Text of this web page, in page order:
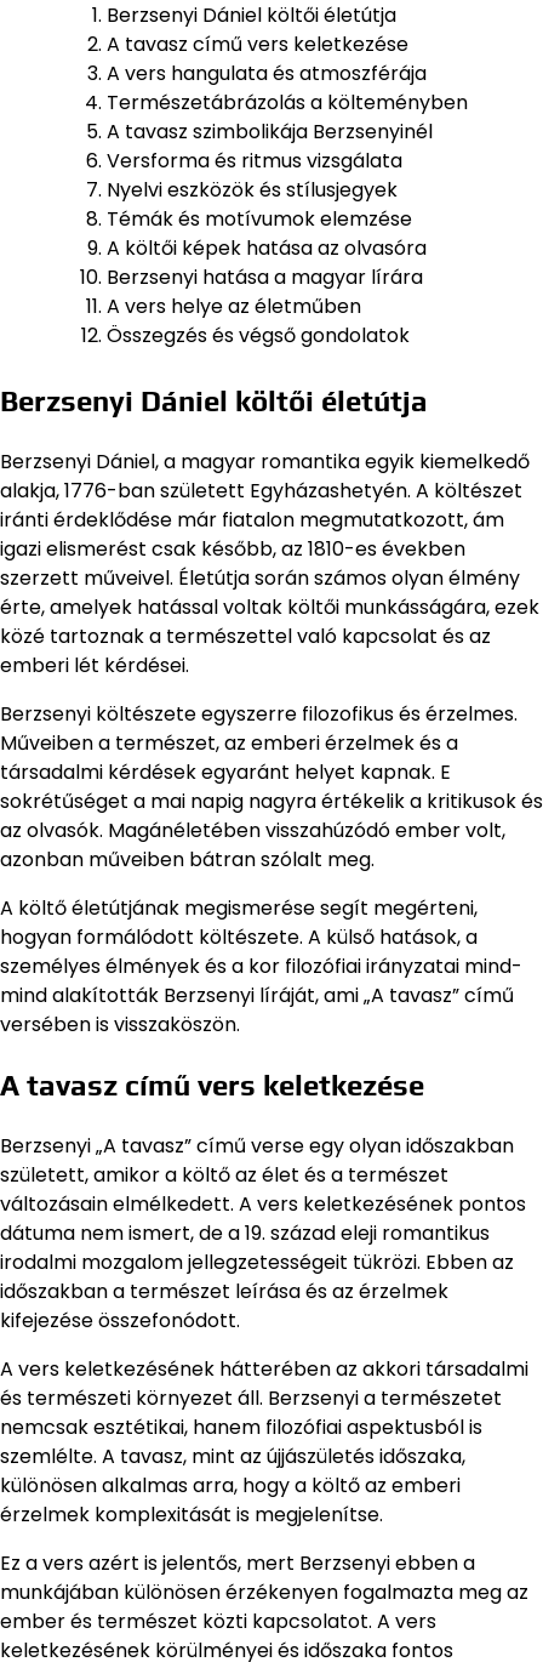
Berzsenyi Dániel költői életútja
A tavasz című vers keletkezése
A vers hangulata és atmoszférája
Természetábrázolás a költeményben
A tavasz szimbolikája Berzsenyinél
Versforma és ritmus vizsgálata
Nyelvi eszközök és stílusjegyek
Témák és motívumok elemzése
A költői képek hatása az olvasóra
Berzsenyi hatása a magyar lírára
A vers helye az életműben
Összegzés és végső gondolatok
Berzsenyi Dániel költői életútja
Berzsenyi Dániel, a magyar romantika egyik kiemelkedő
alakja, 1776-ban született Egyházashetyén. A költészet
iránti érdeklődése már fiatalon megmutatkozott, ám
igazi elismerést csak később, az 1810-es években
szerzett műveivel. Életútja során számos olyan élmény
érte, amelyek hatással voltak költői munkásságára, ezek
közé tartoznak a természettel való kapcsolat és az
emberi lét kérdései.
Berzsenyi költészete egyszerre filozofikus és érzelmes.
Műveiben a természet, az emberi érzelmek és a
társadalmi kérdések egyaránt helyet kapnak. E
sokrétűséget a mai napig nagyra értékelik a kritikusok és
az olvasók. Magánéletében visszahúzódó ember volt,
azonban műveiben bátran szólalt meg.
A költő életútjának megismerése segít megérteni,
hogyan formálódott költészete. A külső hatások, a
személyes élmények és a kor filozófiai irányzatai mind-
mind alakították Berzsenyi líráját, ami „A tavasz” című
versében is visszaköszön.
A tavasz című vers keletkezése
Berzsenyi „A tavasz” című verse egy olyan időszakban
született, amikor a költő az élet és a természet
változásain elmélkedett. A vers keletkezésének pontos
dátuma nem ismert, de a 19. század eleji romantikus
irodalmi mozgalom jellegzetességeit tükrözi. Ebben az
időszakban a természet leírása és az érzelmek
kifejezése összefonódott.
A vers keletkezésének hátterében az akkori társadalmi
és természeti környezet áll. Berzsenyi a természetet
nemcsak esztétikai, hanem filozófiai aspektusból is
szemlélte. A tavasz, mint az újjászületés időszaka,
különösen alkalmas arra, hogy a költő az emberi
érzelmek komplexitását is megjelenítse.
Ez a vers azért is jelentős, mert Berzsenyi ebben a
munkájában különösen érzékenyen fogalmazta meg az
ember és természet közti kapcsolatot. A vers
keletkezésének körülményei és időszaka fontos